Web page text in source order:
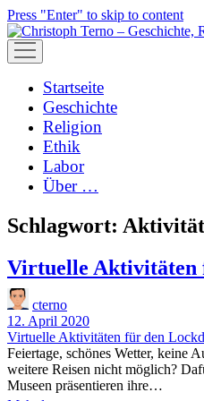
Press "Enter" to skip to content
open
menu
Startseite
Geschichte
Religion
Ethik
Labor
Über …
Schlagwort: Aktivität
Virtuelle Aktivitäten
cterno
12. April 2020
Virtuelle Aktivitäten für den
Feiertage, schönes Wetter, keine
weitere Reisen nicht möglich?
Museen präsentieren ihre…